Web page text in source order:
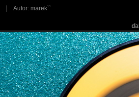
| Autor: marek``